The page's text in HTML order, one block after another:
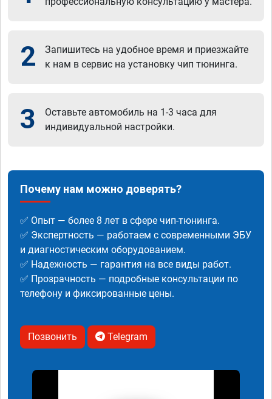
2
Запишитесь на удобное время и приезжайте
к нам в сервис на установку чип тюнинга.
3
Оставьте автомобиль на 1-3 часа для
индивидуальной настройки.
Почему нам можно доверять?
✅ Опыт — более 8 лет в сфере чип-тюнинга.
✅ Экспертность — работаем с современными ЭБУ
и диагностическим оборудованием.
✅ Надежность — гарантия на все виды работ.
✅ Прозрачность — подробные консультации по
телефону и фиксированные цены.
Позвонить Telegram